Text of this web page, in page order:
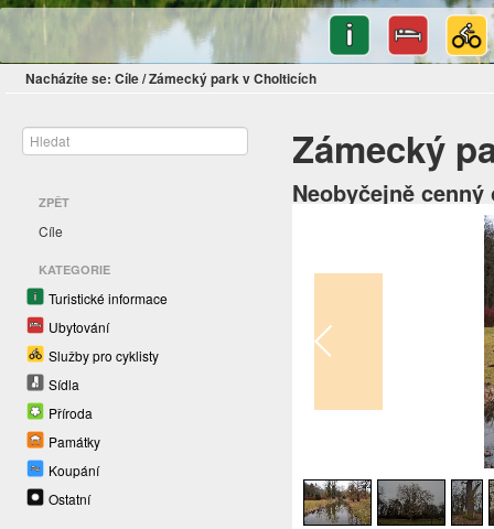
Nacházíte se: Cíle/Zámecký park v Cholticích
ZPĚT
Cíle
KATEGORIE
Turistické informace
Ubytování
Služby pro cyklisty
Sídla
Příroda
Památky
Koupání
Ostatní
Zámecký
Neobyčejně